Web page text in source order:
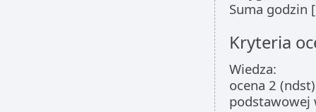
Suma godzin
Kryteria
Wiedza:
ocena 2
podstawowej